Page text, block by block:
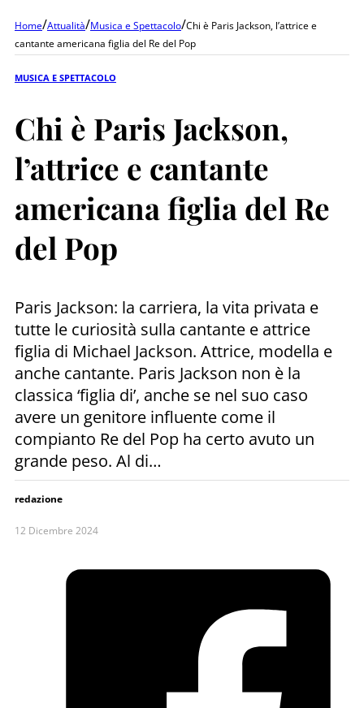
Home/Attualità/Musica e Spettacolo/Chi è Paris Jackson, l’attrice e
cantante americana figlia del Re del Pop
MUSICA E SPETTACOLO
Chi è Paris Jackson,
l’attrice e cantante
americana figlia del Re
del Pop
Paris Jackson: la carriera, la vita privata e
tutte le curiosità sulla cantante e attrice
figlia di Michael Jackson. Attrice, modella e
anche cantante. Paris Jackson non è la
classica ‘figlia di’, anche se nel suo caso
avere un genitore influente come il
compianto Re del Pop ha certo avuto un
grande peso. Al di…
redazione
12 Dicembre 2024